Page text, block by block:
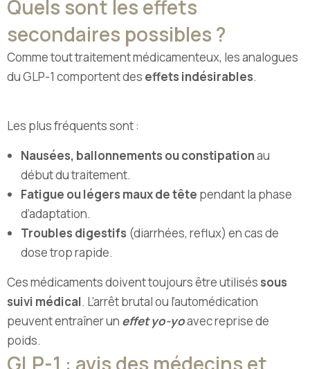
Quels sont les effets
secondaires possibles ?
Comme tout traitement médicamenteux, les analogues
du GLP-1 comportent des effets indésirables.
Les plus fréquents sont :
Nausées, ballonnements ou constipationau
début du traitement.
Fatigue ou légers maux de tête pendant la phase
d’adaptation.
Troubles digestifs (diarrhées, reflux) en cas de
dose trop rapide.
Ces médicaments doivent toujours être utilisés sous
suivi médical. L’arrêt brutal ou l’automédication
peuvent entraîner un effet yo-yoavec reprise de
poids.
GLP-1 : avis des médecins et